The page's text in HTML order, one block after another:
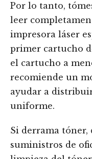
Por lo tanto,
leer
impresora láser
primer cartucho
el cartucho a
recomiende un
ayudar a
uniforme.
Si derrama tóner,
suministros de